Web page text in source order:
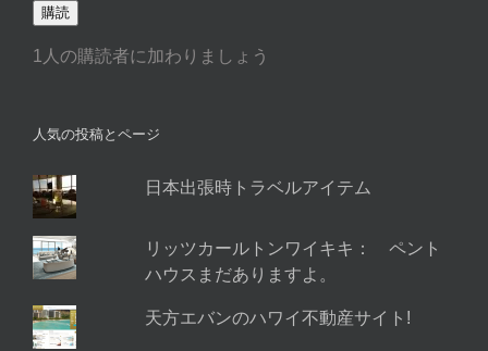
ル
ド
購読
1人の購読者に加わりましょう
人気の投稿とページ
日本出張時トラベルアイテム
リッツカールトンワイキキ： ペント
ハウスまだありますよ。
天方エバンのハワイ不動産サイト!